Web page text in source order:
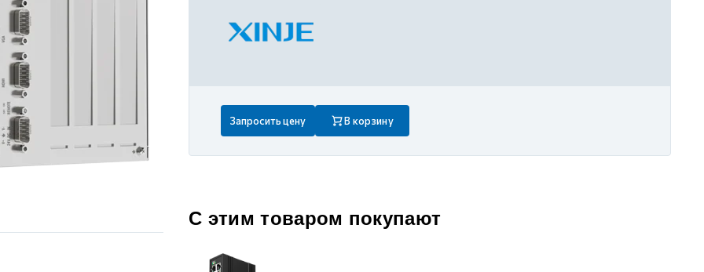
Запросить цену В корзину
С этим товаром покупают
с разомкнутым контуром)
контуром)